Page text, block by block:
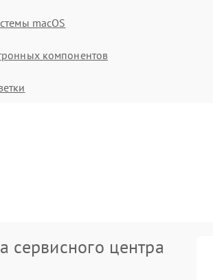
macOS
компонентов
сервисного центра